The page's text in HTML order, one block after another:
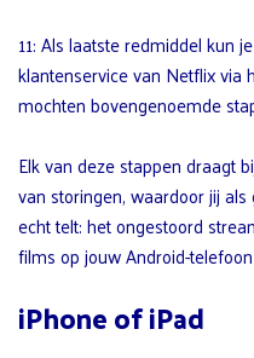
11: Als laatste redmiddel kun
klantenservice van Netflix via
mochten bovengenoemde
Elk van deze stappen draagt
van storingen, waardoor jij
echt telt: het ongestoord
films op jouw Android-
iPhone of iPad